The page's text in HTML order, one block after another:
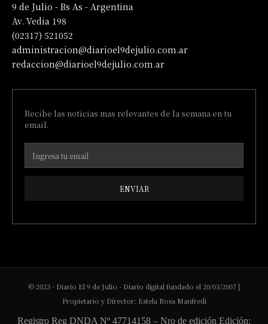
9 de Julio - Bs As - Argentina
Av. Vedia 198
(02317) 521052
administracion@diarioel9dejulio.com.ar
redaccion@diarioel9dejulio.com.ar
Recibe las noticias mas relevantes de la semana en tu
email.
ENVIAR
© 2023 - Diario El 9 de Julio - Diario digital fundado el 20/03/2007 |
Propietario y Director: Estela Rosa Manfredi
Registro Reg DNDA Nº 47714158 – Nro de edición Edición: